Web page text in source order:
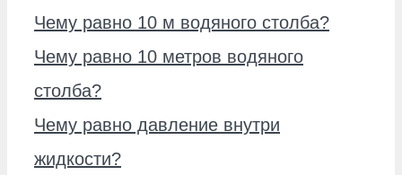
Чему равно 10 м водяного столба?
Чему равно 10 метров водяного
столба?
Чему равно давление внутри
жидкости?